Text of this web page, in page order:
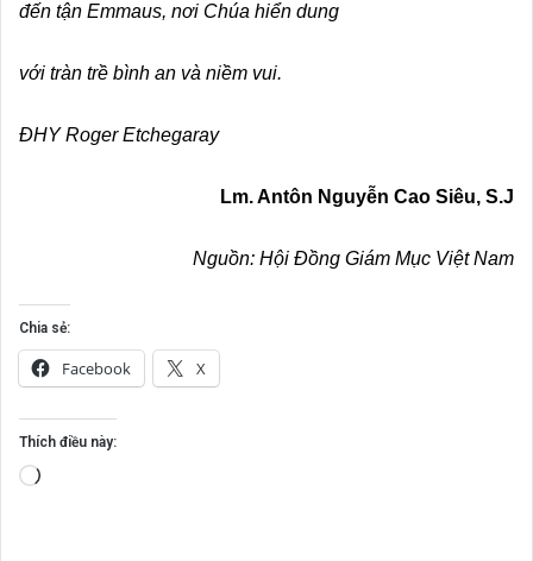
đến tận Emmaus, nơi Chúa hiển dung
với tràn trề bình an và niềm vui.
ĐHY Roger Etchegaray
Lm. Antôn Nguyễn Cao Siêu, S.J
Nguồn: Hội Đồng Giám Mục Việt Nam
Chia sẻ:
Facebook X
Thích điều này:
Đang